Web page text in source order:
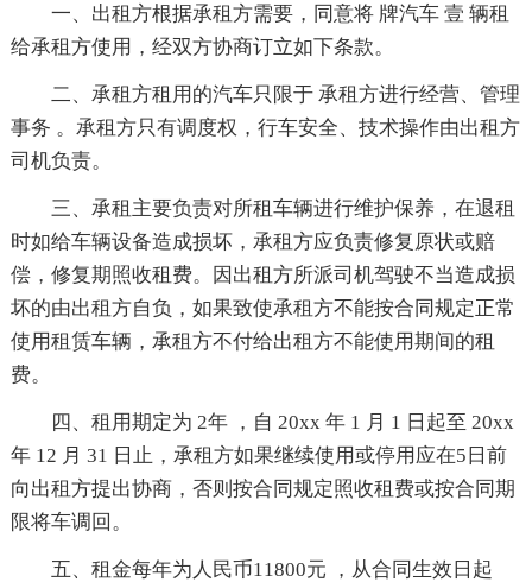
一、出租方根据承租方需要，同意将 牌汽车 壹 辆租
给承租方使用，经双方协商订立如下条款。
二、承租方租用的汽车只限于 承租方进行经营、管理
事务 。承租方只有调度权，行车安全、技术操作由出租方
司机负责。
三、承租主要负责对所租车辆进行维护保养，在退租
时如给车辆设备造成损坏，承租方应负责修复原状或赔
偿，修复期照收租费。因出租方所派司机驾驶不当造成损
坏的由出租方自负，如果致使承租方不能按合同规定正常
使用租赁车辆，承租方不付给出租方不能使用期间的租
费。
四、租用期定为 2年 ，自 20xx 年 1 月 1 日起至 20xx
年 12 月 31 日止，承租方如果继续使用或停用应在5日前
向出租方提出协商，否则按合同规定照收租费或按合同期
限将车调回。
五、租金每年为人民币11800元 ，从合同生效日起